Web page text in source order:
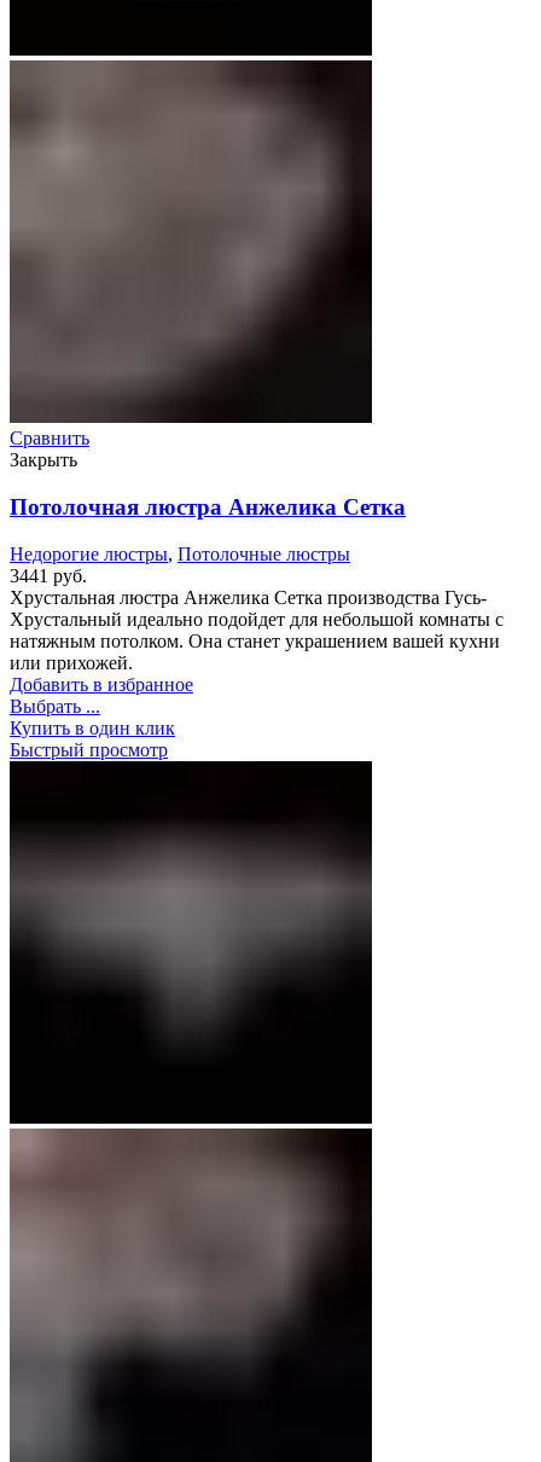
Сравнить
Закрыть
Потолочная люстра Анжелика Сетка
Недорогие люстры, Потолочные люстры
3441 руб.
Хрустальная люстра Анжелика Сетка производства Гусь-
Хрустальный идеально подойдет для небольшой комнаты с
натяжным потолком. Она станет украшением вашей кухни
или прихожей.
Добавить в избранное
Выбрать ...
Купить в один клик
Быстрый просмотр